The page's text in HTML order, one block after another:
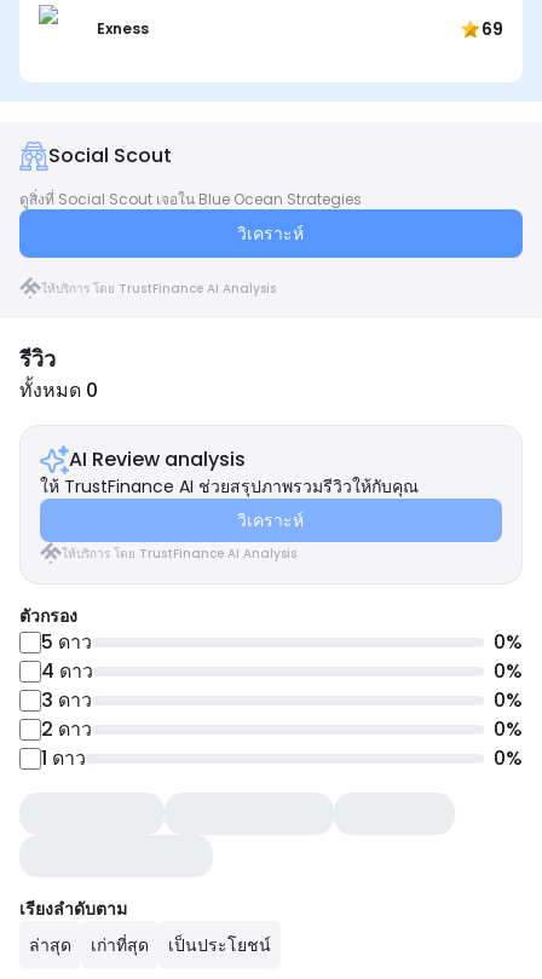
Exness 69
Social Scout
ดูสิ่งที่ Social Scout เจอใน Blue Ocean Strategies
วิเคราะห์
ให้บริการ โดย TrustFinance AI Analysis
รีวิว
ทั้งหมด 0
AI Review analysis
ให้ TrustFinance AI ช่วยสรุปภาพรวมรีวิวให้กับคุณ
วิเคราะห์
ให้บริการ โดย TrustFinance AI Analysis
ตัวกรอง
5 ดาว 0%
4 ดาว 0%
3 ดาว 0%
2 ดาว 0%
1 ดาว 0%
เรียงลำดับตาม
ล่าสุด
เก่าที่สุด เป็นประโยชน์